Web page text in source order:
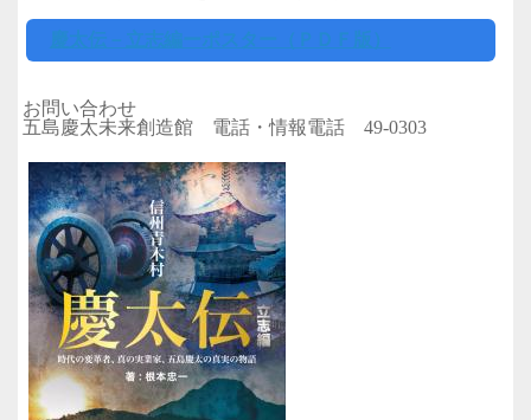
慶太伝－立志編ーポスター（ＰＤＦ版）
お問い合わせ
五島慶太未来創造館 電話・情報電話 49-0303